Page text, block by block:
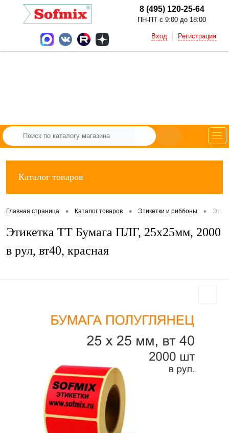
8 (495) 120-25-64
ПН-ПТ с 9:00 до 18:00
Вход Регистрация
Каталог товаров
Главная страница • Каталог товаров • Этикетки и риббоны •
Этикетка ТТ Бумага ПЛГ, 25х25мм, 2000
в рул, вт40, красная